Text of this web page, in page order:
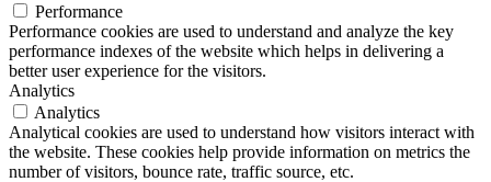
Performance
Performance cookies are used to understand and analyze the key
performance indexes of the website which helps in delivering a
better user experience for the visitors.
Analytics
Analytics
Analytical cookies are used to understand how visitors interact with
the website. These cookies help provide information on metrics the
number of visitors, bounce rate, traffic source, etc.